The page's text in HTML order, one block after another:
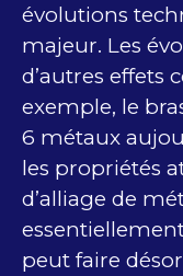
évolutions
majeur. Les
d’autres effets
exemple, le
6 métaux
les propriétés
d’alliage de
peut faire